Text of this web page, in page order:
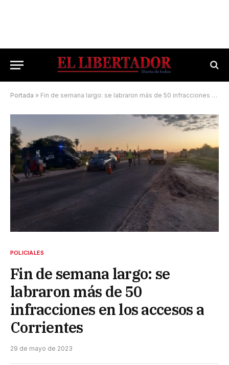
Portada » Fin de semana largo: se labraron más de 50 infracciones en los accesos a Corrientes
POLICIALES
Fin de semana largo: se
labraron más de 50
infracciones en los accesos a
Corrientes
29 de mayo de 2023